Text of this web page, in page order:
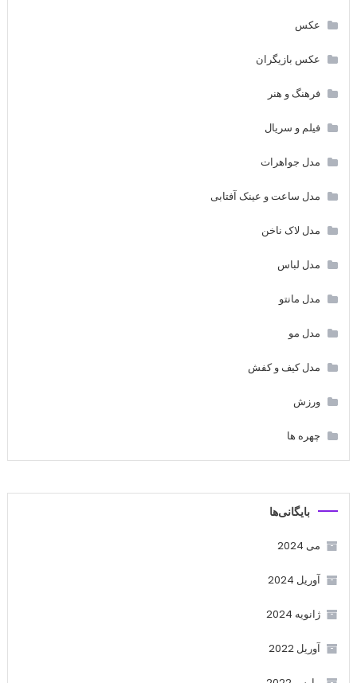
عکس
عکس بازیگران
فرهنگ و هنر
فیلم و سریال
مدل جواهرات
مدل ساعت و عینک آفتابی
مدل لاک ناخن
مدل لباس
مدل مانتو
مدل مو
مدل کیف و کفش
ورزش
چهره ها
بایگانی‌ها
می 2024
آوریل 2024
ژانویه 2024
آوریل 2022